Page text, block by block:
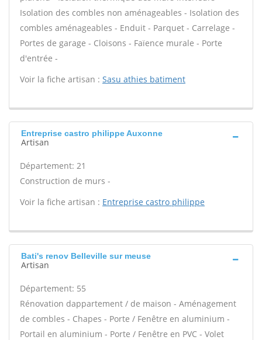
Isolation des combles non aménageables - Isolation des
combles aménageables - Enduit - Parquet - Carrelage -
Portes de garage - Cloisons - Faïence murale - Porte
d'entrée -
Voir la fiche artisan : Sasu athies batiment
Entreprise castro philippe Auxonne
Artisan
Département: 21
Construction de murs -
Voir la fiche artisan : Entreprise castro philippe
Bati's renov Belleville sur meuse
Artisan
Département: 55
Rénovation dappartement / de maison - Aménagement
de combles - Chapes - Porte / Fenêtre en aluminium -
Portail en aluminium - Porte / Fenêtre en PVC - Volet